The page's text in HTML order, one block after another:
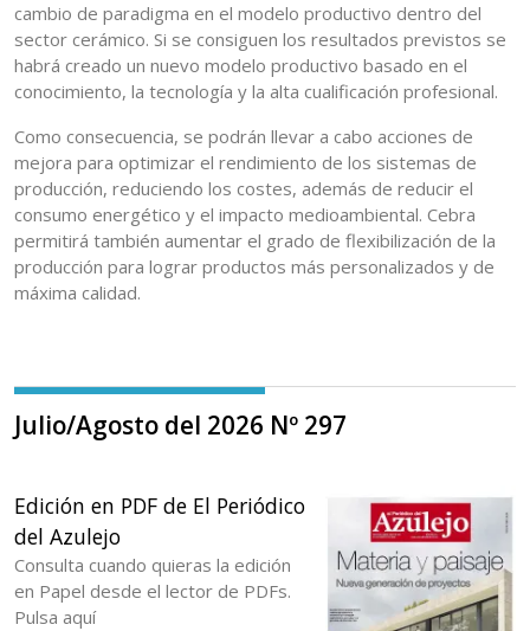
cambio de paradigma en el modelo productivo dentro del
sector cerámico. Si se consiguen los resultados previstos se
habrá creado un nuevo modelo productivo basado en el
conocimiento, la tecnología y la alta cualificación profesional.
Como consecuencia, se podrán llevar a cabo acciones de
mejora para optimizar el rendimiento de los sistemas de
producción, reduciendo los costes, además de reducir el
consumo energético y el impacto medioambiental. Cebra
permitirá también aumentar el grado de flexibilización de la
producción para lograr productos más personalizados y de
máxima calidad.
Julio/Agosto del 2026 Nº 297
Edición en PDF de El Periódico
del Azulejo
Consulta cuando quieras la edición
en Papel desde el lector de PDFs.
Pulsa aquí